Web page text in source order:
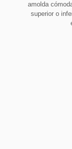
amolda
superior o